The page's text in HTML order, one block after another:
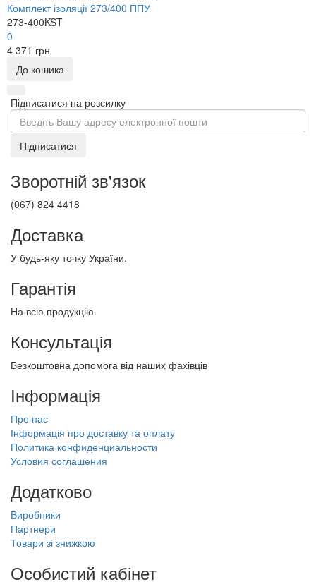
Комплект ізоляції 273/400 ППУ
273-400KST
0
4 371 грн
До кошика
Підписатися на розсилку
Підписатися
Зворотній зв'язок
(067) 824 4418
Доставка
У будь-яку точку України.
Гарантія
На всю продукцію.
Консультація
Безкоштовна допомога від наших фахівців
Інформація
Про нас
Інформація про доставку та оплату
Политика конфиденциальности
Условия соглашения
Додатково
Виробники
Партнери
Товари зі знижкою
Особистий кабінет